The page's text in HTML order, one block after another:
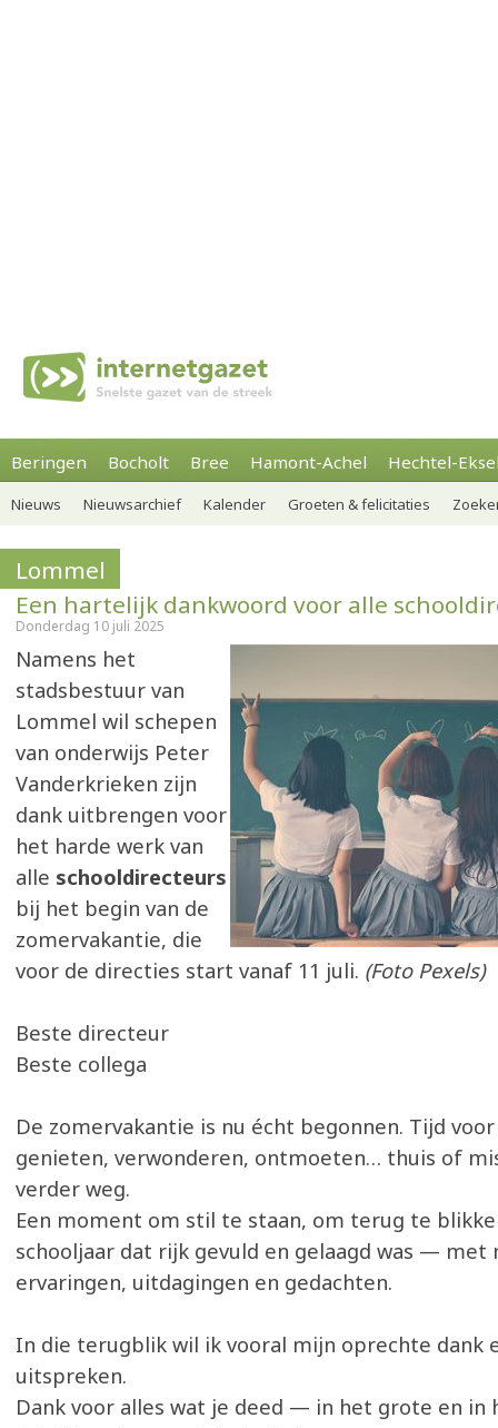
Beringen Bocholt Bree Hamont-Achel Hechtel-
Nieuws Nieuwsarchief Kalender Groeten & felicitaties
Lommel
Een hartelijk dankwoord voor alle
Donderdag 10 juli 2025
Namens het
stadsbestuur van
Lommel wil schepen
van onderwijs Peter
Vanderkrieken zijn
dank uitbrengen voor
het harde werk van
alle schooldirecteurs
bij het begin van de
zomervakantie, die
voor de directies start vanaf 11 juli. (Foto Pexels)
Beste directeur
Beste collega
De zomervakantie is nu écht begonnen. Tijd
genieten, verwonderen, ontmoeten… thuis of
verder weg.
Een moment om stil te staan, om terug te
schooljaar dat rijk gevuld en gelaagd was — met
ervaringen, uitdagingen en gedachten.
In die terugblik wil ik vooral mijn oprechte dank
uitspreken.
Dank voor alles wat je deed — in het grote en in